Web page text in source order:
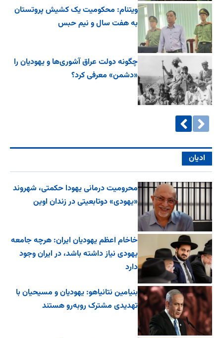
ویتنام: محکومیت یک کشیش پروتستان
به هفت سال و نیم حبس
چگونه دولت عراق آشوری‌ها و یهودیان را
«دشمن» معرفی کرد؟
ادیان
محرومیت درمانی یهودا حکمتی، شهروند
«یهودی» دوتابعیتی در زندان اوین
خاخام اعظم یهودیان ایران: هرچه جامعه
یهودی نیاز داشته باشد، در ایران وجود
دارد
بنیامین نتانیاهو: یهودیان و مسیحیان با
تهدیدی مشترک روبه‌رو هستند